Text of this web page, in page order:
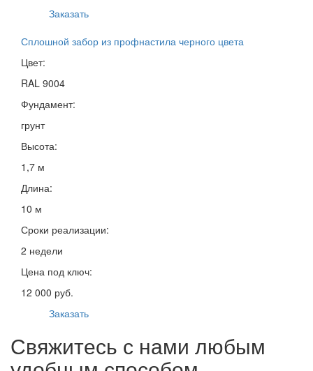
Заказать
Сплошной забор из профнастила черного цвета
Цвет:
RAL 9004
Фундамент:
грунт
Высота:
1,7 м
Длина:
10 м
Сроки реализации:
2 недели
Цена под ключ:
12 000 руб.
Заказать
Свяжитесь с нами любым